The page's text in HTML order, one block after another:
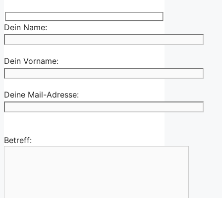
Dein Name:
Dein Vorname:
Deine Mail-Adresse:
Betreff: